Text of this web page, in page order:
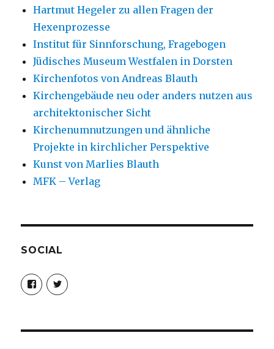
Hartmut Hegeler zu allen Fragen der
Hexenprozesse
Institut für Sinnforschung, Fragebogen
Jüdisches Museum Westfalen in Dorsten
Kirchenfotos von Andreas Blauth
Kirchengebäude neu oder anders nutzen aus
architektonischer Sicht
Kirchenumnutzungen und ähnliche
Projekte in kirchlicher Perspektive
Kunst von Marlies Blauth
MFK – Verlag
SOCIAL
Profil
von
christoph.fleischer1
anzeigen
Profil
von
anzeigen